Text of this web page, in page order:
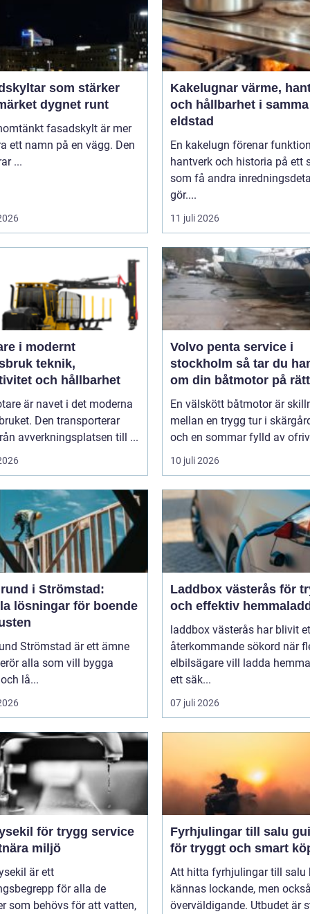
som stärker
dygnet runt
fasadskylt är mer
ett namn på en vägg. Den
...
Kakelugnar värme, hantverk
och hållbarhet i samma
eldstad
En kakelugn förenar
hantverk och historia på ett
som få andra
gör....
11 juli 2026
i modernt
teknik,
och hållbarhet
är navet i det moderna
Den transporterar
avverkningsplatsen till ...
Volvo penta service i
stockholm så tar du hand
om din båtmotor på
En välskött båtmotor är
mellan en trygg tur i
och en sommar fylld av
10 juli 2026
i Strömstad:
lösningar för boende
Strömstad är ett ämne
alla som vill bygga
lå...
Laddbox västerås för
och effektiv
laddbox västerås har blivit
återkommande sökord när
elbilsägare vill ladda
ett säk...
07 juli 2026
för trygg service
miljö
är ett
för alla de
som behövs för att vatten,
Fyrhjulingar till salu guide
för tryggt och smart
Att hitta fyrhjulingar till salu
kännas lockande, men
överväldigande. Utbudet är